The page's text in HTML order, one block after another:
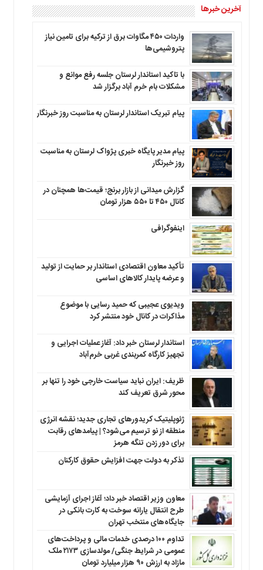
آخرین خبرها
واردات ۴۵۰ مگاوات برق از ترکیه برای تامین نیاز
پتروشیمی‌ها
با تاکید استاندار لرستان جلسه رفع موانع و
مشکلات بام خرم آباد برگزار شد
پیام تبریک استاندار لرستان به‌ مناسبت روز خبرنگار
پیام مدیر پایگاه خبری پژواک لرستان به مناسبت
روز خبرنگار
گزارش میدانی از بازار برنج؛ قیمت‌ها همچنان در
کانال ۴۵۰ تا ۵۵۰ هزار تومان
اینفوگرافی
تأکید معاون اقتصادی استاندار بر حمایت از تولید
و عرضه پایدار کالاهای اساسی
ویدیوی عجیبی که حمید رسایی با موضوع
مذاکرات در کانال خود منتشر کرد
استاندار لرستان خبر داد: آغاز عملیات اجرایی و
تجهیز کارگاه کمربندی غربی خرم‌آباد
ظریف: ایران نباید سیاست خارجی خود را تنها بر
محور شرق تعریف کند
ژئوپلیتیک کریدورهای تجاری جدید؛ نقشه انرژی
منطقه‌ از نو ترسیم می‌شود؟ | پیامدهای رقابت
برای دور زدن تنگه هرمز
تذکر به دولت جهت افزایش حقوق کارکنان ‌
معاون وزیر اقتصاد خبر داد؛ آغاز اجرای آزمایشی
طرح انتقال یارانه سوخت به کارت بانکی در
جایگاه‌های منتخب تهران
تداوم ۱۰۰ درصدی خدمات مالی و پرداخت‌های
عمومی در شرایط جنگی/ مولدسازی ۲۱۷۳ ملک
مازاد به ارزش ۹۰ هزار میلیارد تومان